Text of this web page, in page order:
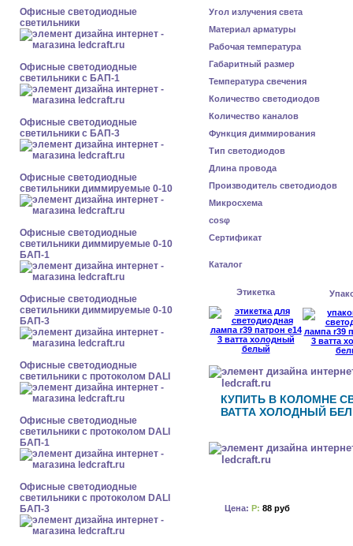
Офисные светодиодные
светильники
Офисные светодиодные
светильники с БАП-1
Офисные светодиодные
светильники с БАП-3
Офисные светодиодные
светильники диммируемые 0-10
Офисные светодиодные
светильники диммируемые 0-10
БАП-1
Офисные светодиодные
светильники диммируемые 0-10
БАП-3
Офисные светодиодные
светильники с протоколом DALI
Офисные светодиодные
светильники с протоколом DALI
БАП-1
Офисные светодиодные
светильники с протоколом DALI
БАП-3
Угол излучения света
Материал арматуры
Рабочая температура
Габаритный размер
Температура свечения
Количество светодиодов
Количество каналов
Функция диммирования
Тип светодиодов
Длина провода
Производитель светодиодов
Микросхема
cosφ
Сертификат
Каталог
Этикетка
КУПИТЬ В КОЛОМНЕ
ВАТТА ХОЛОДНЫЙ
Цена: Р: 88 руб